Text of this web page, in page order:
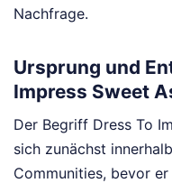
Nachfrage.
Ursprung und
Impress Sweet
Der Begriff Dress To
sich zunächst
Communities, bevor